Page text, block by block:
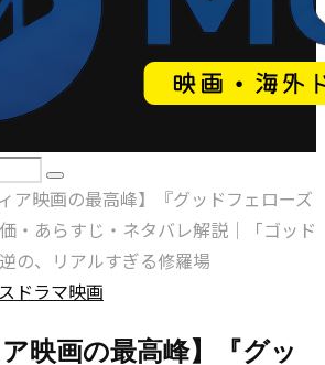
Search
ア映画の最高峰】『グッドフェローズ
・あらすじ・ネタバレ解説｜「ゴッド
の、リアルすぎる修羅場
ドラマ映画
ア映画の最高峰】『グッ